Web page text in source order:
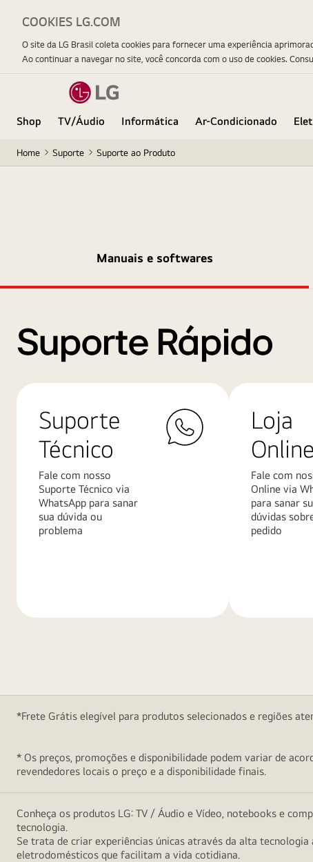
Shop TV/Áudio Informática Ar-Condicionado
Home Suporte Suporte ao Produto
Manuais e softwares
Suporte Rápido
Suporte
Técnico
Fale com nosso
Suporte Técnico via
WhatsApp para sanar
sua dúvida ou
problema
Loja
Online
Fale com
Online via
para sanar
dúvidas
pedido
*Frete Grátis elegível para produtos selecionados e regiões
* Os preços, promoções e disponibilidade podem variar de
revendedores locais o preço e a disponibilidade finais.
Conheça os produtos LG: TV / Áudio e Vídeo, notebooks e
tecnologia.
Se trata de criar experiências únicas através da alta
eletrodomésticos que facilitam a vida cotidiana.
COOKIES LG.COM
O site da LG Brasil coleta cookies para fornecer uma experiência
Ao continuar a navegar no site, você concorda com o uso de cookies.